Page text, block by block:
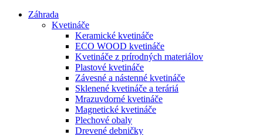
Záhrada
Kvetináče
Keramické kvetináče
ECO WOOD kvetináče
Kvetináče z prírodných materiálov
Plastové kvetináče
Závesné a nástenné kvetináče
Sklenené kvetináče a teráriá
Mrazuvdorné kvetináče
Magnetické kvetináče
Plechové obaly
Drevené debničky